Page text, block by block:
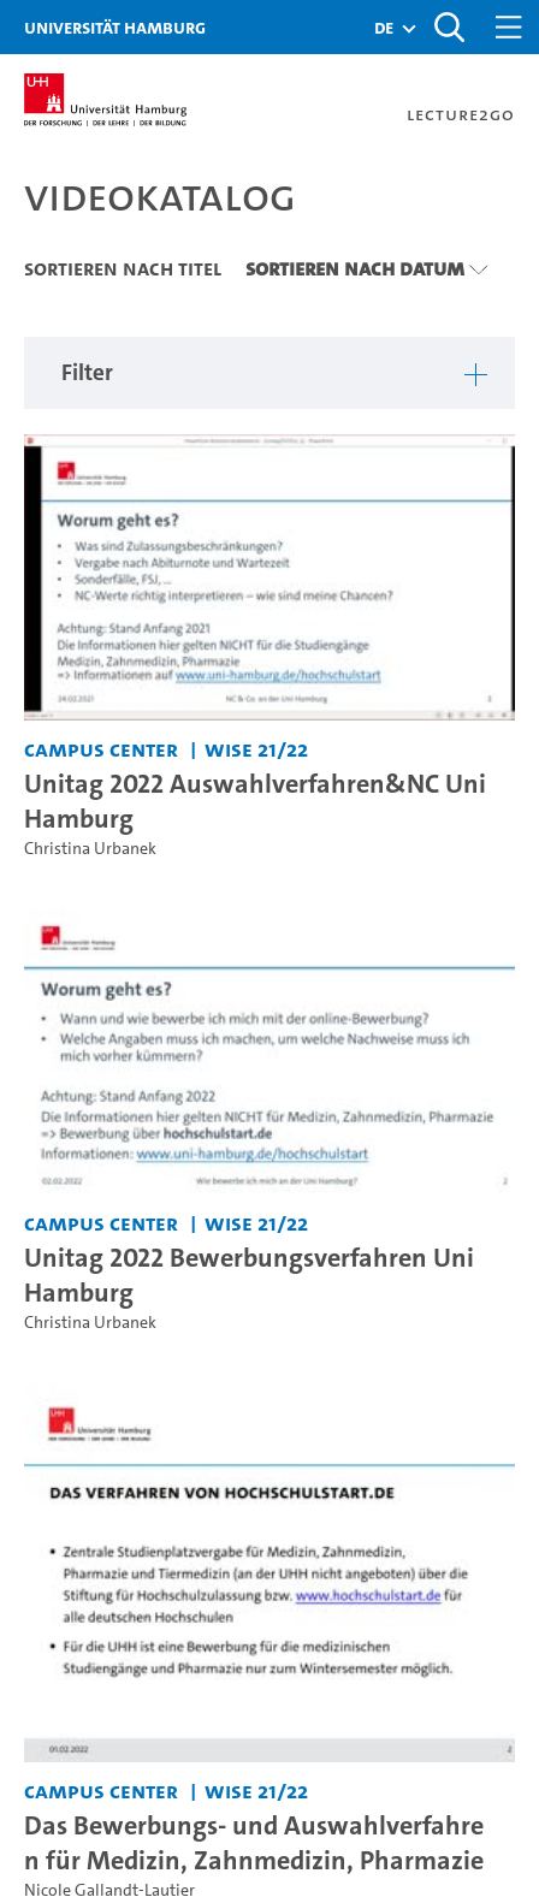
Zu den Filtern
Zur Metanavigation
Zur Hauptnavigation
Zur Suche
Zum Inhalt
Zum Seitenfuss
Universität Hamburg de
Lecture2Go
Videokatalog
Videokatalog
Sortieren nach Titel Sortieren nach Datum
Filter
Campus Center WiSe 21/22
Unitag 2022 Auswahlverfahren&NC Uni
Hamburg
Christina Urbanek
Campus Center WiSe 21/22
Unitag 2022 Bewerbungsverfahren Uni
Hamburg
Christina Urbanek
Campus Center WiSe 21/22
Das Bewerbungs- und Auswahlverfahre
n für Medizin, Zahnmedizin, Pharmazie
Nicole Gallandt-Lautier